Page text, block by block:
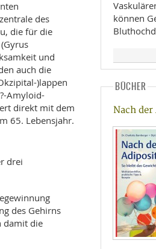
des
die für die
und
auch die
)lappen
Amyloid-
direkt mit dem
65. Lebensjahr.
drei
des Gehirns
damit die
können
BÜCHER
Nach